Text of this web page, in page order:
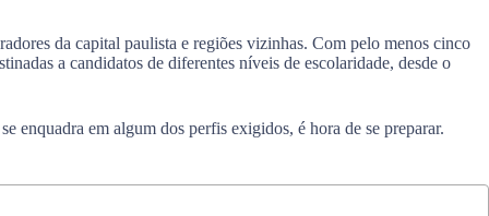
da capital paulista e regiões vizinhas. Com pelo menos cinco
a candidatos de diferentes níveis de escolaridade, desde o
enquadra em algum dos perfis exigidos, é hora de se preparar.